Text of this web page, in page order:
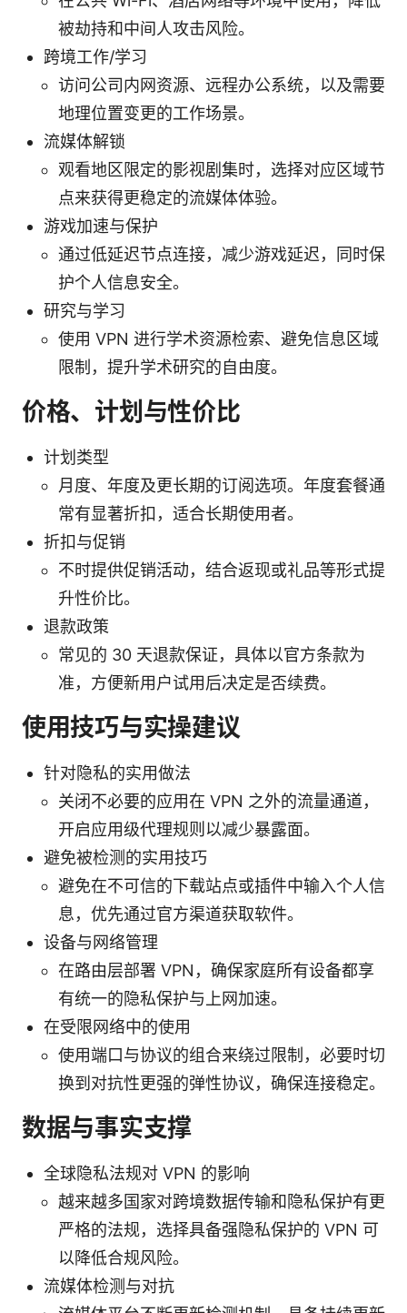
被劫持和中间人攻击风险。
跨境工作/学习
访问公司内网资源、远程办公系统，以及需要
地理位置变更的工作场景。
流媒体解锁
观看地区限定的影视剧集时，选择对应区域节
点来获得更稳定的流媒体体验。
游戏加速与保护
通过低延迟节点连接，减少游戏延迟，同时保
护个人信息安全。
研究与学习
使用 VPN 进行学术资源检索、避免信息区域
限制，提升学术研究的自由度。
价格、计划与性价比
计划类型
月度、年度及更长期的订阅选项。年度套餐通
常有显著折扣，适合长期使用者。
折扣与促销
不时提供促销活动，结合返现或礼品等形式提
升性价比。
退款政策
常见的 30 天退款保证，具体以官方条款为
准，方便新用户试用后决定是否续费。
使用技巧与实操建议
针对隐私的实用做法
关闭不必要的应用在 VPN 之外的流量通道，
开启应用级代理规则以减少暴露面。
避免被检测的实用技巧
避免在不可信的下载站点或插件中输入个人信
息，优先通过官方渠道获取软件。
设备与网络管理
在路由层部署 VPN，确保家庭所有设备都享
有统一的隐私保护与上网加速。
在受限网络中的使用
使用端口与协议的组合来绕过限制，必要时切
换到对抗性更强的弹性协议，确保连接稳定。
数据与事实支撑
全球隐私法规对 VPN 的影响
越来越多国家对跨境数据传输和隐私保护有更
严格的法规，选择具备强隐私保护的 VPN 可
以降低合规风险。
流媒体检测与对抗